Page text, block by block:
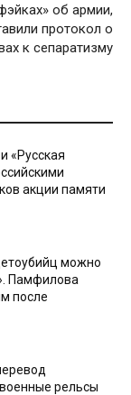
об армии,
протокол о
к сепаратизму
«Русская
акции памяти
можно
Памфилова
после
рельсы